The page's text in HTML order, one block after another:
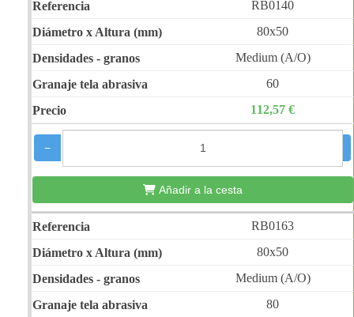
RB0140
80x50
Medium (A/O)
60
112,57 €
−
Añadir a la cesta
RB0163
80x50
Medium (A/O)
80